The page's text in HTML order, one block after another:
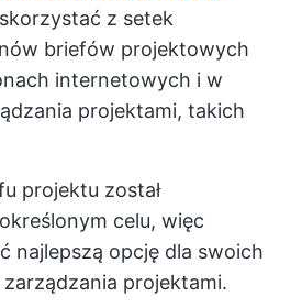
z setek
briefów projektowych
internetowych i w
projektami, takich
projektu został
celu, więc
najlepszą opcję dla swoich
projektami.